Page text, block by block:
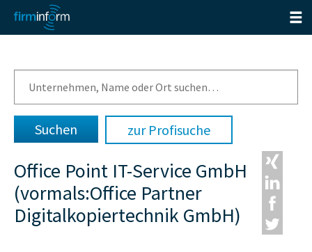
zur Profisuche
Office Point IT-Service GmbH
(vormals:Office Partner
Digitalkopiertechnik GmbH)